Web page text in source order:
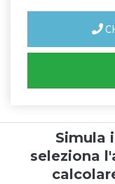
Simula
seleziona